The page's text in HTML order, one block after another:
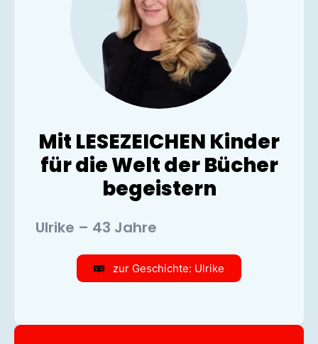
Mit LESEZEICHEN Kinder
für die Welt der Bücher
begeistern
Ulrike – 43 Jahre
zur Geschichte: Ulrike